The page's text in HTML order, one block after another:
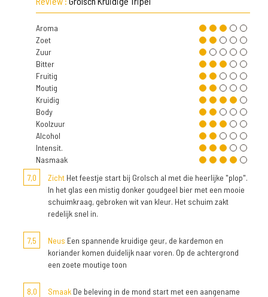
Aroma
Zoet
Zuur
Bitter
Fruitig
Moutig
Kruidig
Body
Koolzuur
Alcohol
Intensit.
Nasmaak
7,0
Zicht Het feestje start bij Grolsch al met die heerlijke "plop".
In het glas een mistig donker goudgeel bier met een mooie
schuimkraag, gebroken wit van kleur. Het schuim zakt
redelijk snel in.
7,5 Neus Een spannende kruidige geur, de kardemon en
koriander komen duidelijk naar voren. Op de achtergrond
een zoete moutige toon
8,0 Smaak De beleving in de mond start met een aangename